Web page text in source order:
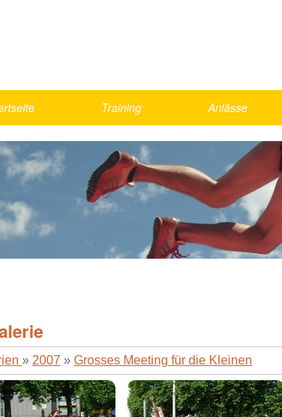
Training
Turnen
U10
U12
U16
Anlässe
Skirennen
Schnällscht
Die
UBS Kids Cup
LMM Vorrunde
» 2007 » Grosses Meeting für die Kleinen